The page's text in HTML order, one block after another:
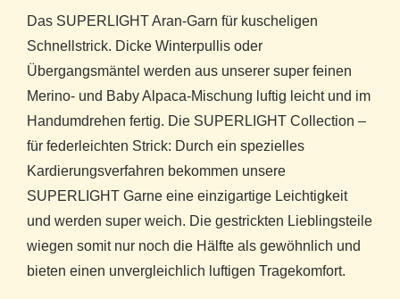
Das SUPERLIGHT Aran-Garn für kuscheligen
Schnellstrick. Dicke Winterpullis oder
Übergangsmäntel werden aus unserer super feinen
Merino- und Baby Alpaca-Mischung luftig leicht und im
Handumdrehen fertig. Die SUPERLIGHT Collection –
für federleichten Strick: Durch ein spezielles
Kardierungsverfahren bekommen unsere
SUPERLIGHT Garne eine einzigartige Leichtigkeit
und werden super weich. Die gestrickten Lieblingsteile
wiegen somit nur noch die Hälfte als gewöhnlich und
bieten einen unvergleichlich luftigen Tragekomfort.